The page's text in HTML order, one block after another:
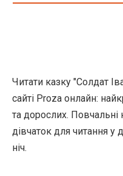
Читати казку "Солдат
сайті Proza онлайн:
та дорослих. Повчальні
дівчаток для читання у
ніч.